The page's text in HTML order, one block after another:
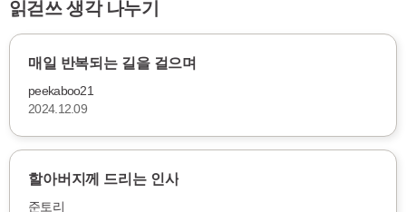
읽걷쓰 생각 나누기
매일 반복되는 길을 걸으며
peekaboo21
2024.12.09
할아버지께 드리는 인사
준토리